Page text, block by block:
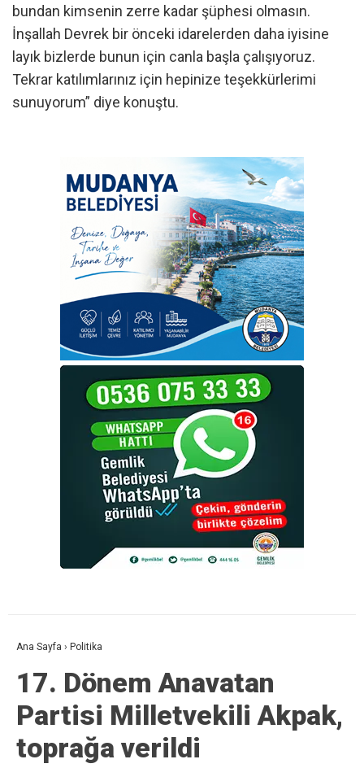
bundan kimsenin zerre kadar şüphesi olmasın.
İnşallah Devrek bir önceki idarelerden daha iyisine
layık bizlerde bunun için canla başla çalışıyoruz.
Tekrar katılımlarınız için hepinize teşekkürlerimi
sunuyorum” diye konuştu.
Ana Sayfa › Politika
17. Dönem Anavatan
Partisi Milletvekili Akpak,
toprağa verildi